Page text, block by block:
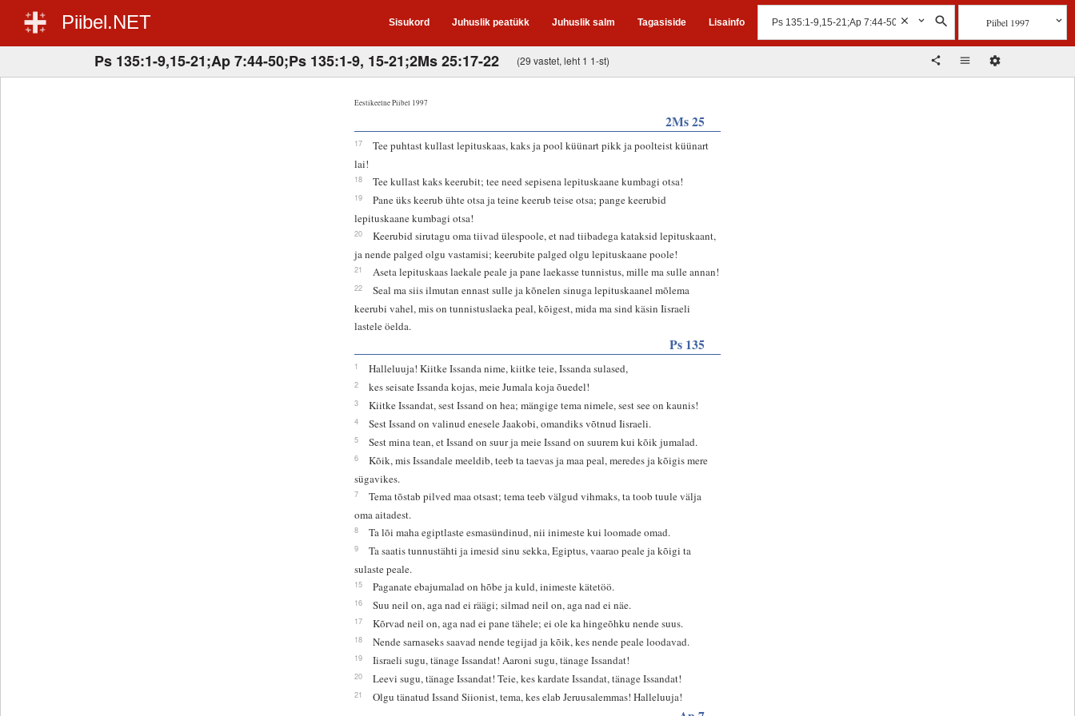
Piibel.NET Sisukord Juhuslik peatükk Juhuslik salm Tagasiside Lisainfo Piibel 1997
Ps 135:1-9,15-21;Ap 7:44-50;Ps 135:1-9, 15-21;2Ms 25:17-22 (29 vastet, leht 1 1-st)
Eestikeelne Piibel 1997
2Ms 25
17
Tee puhtast kullast lepituskaas, kaks ja pool küünart pikk ja poolteist küünart
lai!
18 Tee kullast kaks keerubit; tee need sepisena lepituskaane kumbagi otsa!
19
Pane üks keerub ühte otsa ja teine keerub teise otsa; pange keerubid
lepituskaane kumbagi otsa!
20
Keerubid sirutagu oma tiivad ülespoole, et nad tiibadega kataksid lepituskaant,
ja nende palged olgu vastamisi; keerubite palged olgu lepituskaane poole!
21 Aseta lepituskaas laekale peale ja pane laekasse tunnistus, mille ma sulle annan!
22
Seal ma siis ilmutan ennast sulle ja kõnelen sinuga lepituskaanel mõlema
keerubi vahel, mis on tunnistuslaeka peal, kõigest, mida ma sind käsin Iisraeli
lastele öelda.
Ps 135
1 Halleluuja! Kiitke Issanda nime, kiitke teie, Issanda sulased,
2 kes seisate Issanda kojas, meie Jumala koja õuedel!
3 Kiitke Issandat, sest Issand on hea; mängige tema nimele, sest see on kaunis!
4 Sest Issand on valinud enesele Jaakobi, omandiks võtnud Iisraeli.
5 Sest mina tean, et Issand on suur ja meie Issand on suurem kui kõik jumalad.
6
Kõik, mis Issandale meeldib, teeb ta taevas ja maa peal, meredes ja kõigis mere
sügavikes.
7
Tema tõstab pilved maa otsast; tema teeb välgud vihmaks, ta toob tuule välja
oma aitadest.
8 Ta lõi maha egiptlaste esmasündinud, nii inimeste kui loomade omad.
9
Ta saatis tunnustähti ja imesid sinu sekka, Egiptus, vaarao peale ja kõigi ta
sulaste peale.
15 Paganate ebajumalad on hõbe ja kuld, inimeste kätetöö.
16 Suu neil on, aga nad ei räägi; silmad neil on, aga nad ei näe.
17 Kõrvad neil on, aga nad ei pane tähele; ei ole ka hingeõhku nende suus.
18 Nende sarnaseks saavad nende tegijad ja kõik, kes nende peale loodavad.
19 Iisraeli sugu, tänage Issandat! Aaroni sugu, tänage Issandat!
20 Leevi sugu, tänage Issandat! Teie, kes kardate Issandat, tänage Issandat!
21 Olgu tänatud Issand Siionist, tema, kes elab Jeruusalemmas! Halleluuja!